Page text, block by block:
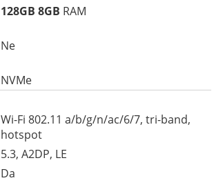
128GB 8GB RAM
Ne
NVMe
Wi-Fi 802.11 a/b/g/n/ac/6/7, tri-band,
hotspot
5.3, A2DP, LE
Da